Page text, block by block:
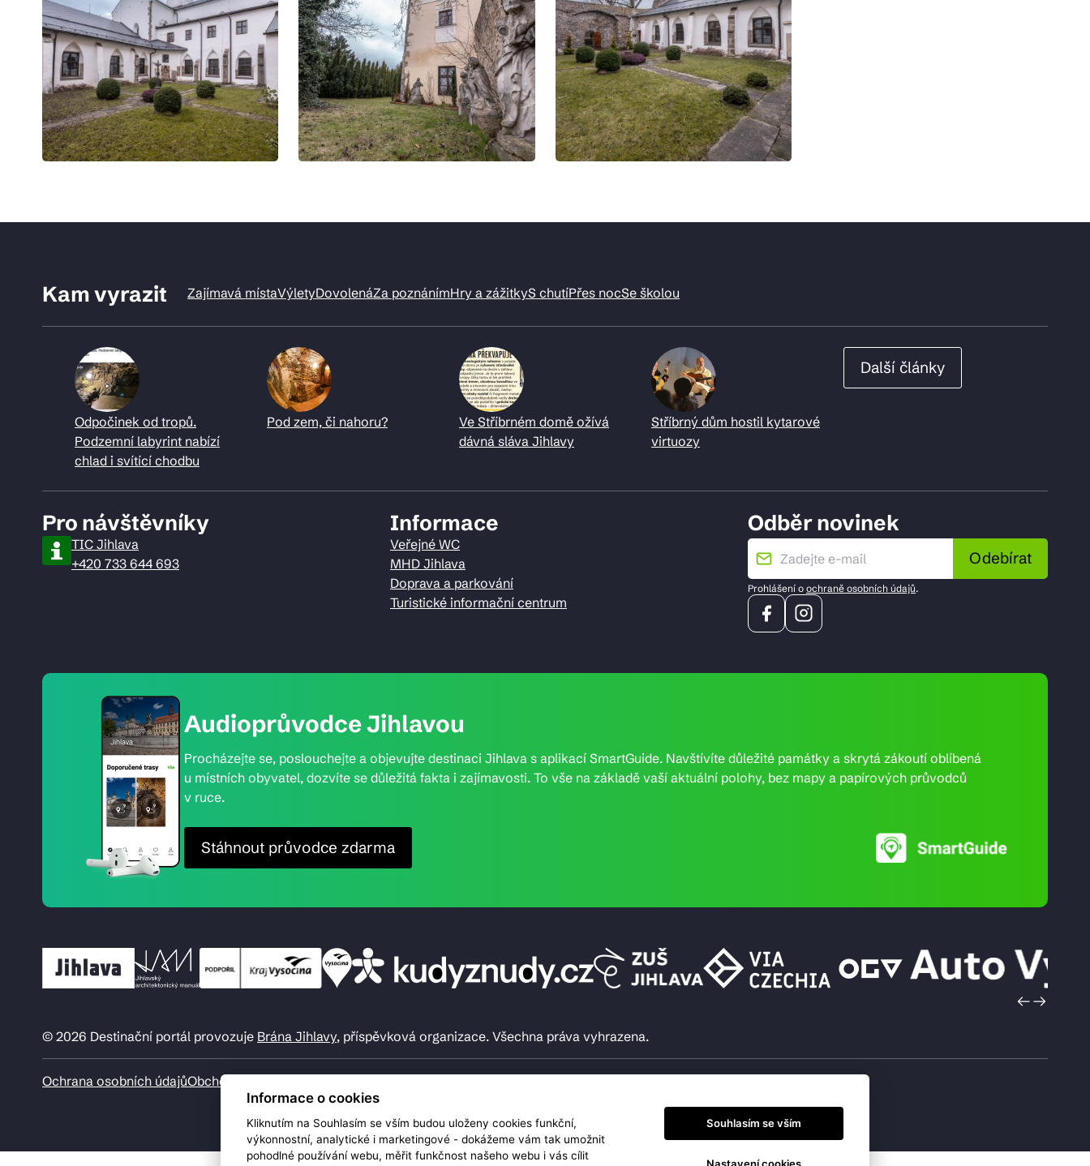
Kam vyrazit Zajímavá místaVýletyDovolenáZa poznánímHry a zážitkyS chutíPřes nocSe školou
Odpočinek od tropů.
Podzemní labyrint nabízí
chlad i svítící chodbu
Pod zem, či nahoru?
Ve Stříbrném domě ožívá
dávná sláva Jihlavy
Stříbrný dům hostil kytarové
virtuozy
Další články
Pro návštěvníky
TIC Jihlava
+420 733 644 693
Informace
Veřejné WC
MHD Jihlava
Doprava a parkování
Turistické informační centrum
Odběr novinek
Odebírat
Prohlášení o ochraně osobních údajů.
Audioprůvodce Jihlavou
Procházejte se, poslouchejte a objevujte destinaci Jihlava s aplikací SmartGuide. Navštívíte důležité památky a skrytá zákoutí oblíbená
u místních obyvatel, dozvíte se důležitá fakta i zajímavosti. To vše na základě vaší aktuální polohy, bez mapy a papírových průvodců
v ruce.
Stáhnout průvodce zdarma
© 2026 Destinační portál provozuje Brána Jihlavy, příspěvková organizace. Všechna práva vyhrazena.
Ochrana osobních údajůObchodní podmínky
Informace o cookies
Kliknutím na Souhlasím se vším budou uloženy cookies funkční,
výkonnostní, analytické i marketingové - dokážeme vám tak umožnit
pohodlné používání webu, měřit funkčnost našeho webu i vás cílit
Souhlasím se vším
Nastavení cookies